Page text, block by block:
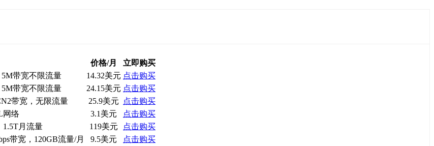
价格/月
立即购买
5M带宽不限流量 14.32美元 点击购买
5M带宽不限流量 24.15美元 点击购买
带宽，无限流量 25.9美元
点击购买
网络 3.1美元
点击购买
1.5T月流量 119美元
点击购买
带宽，120GB流量/月 9.5美元
点击购买